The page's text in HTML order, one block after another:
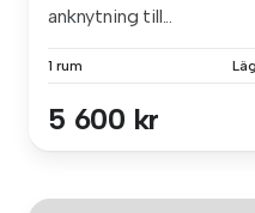
anknytning till...
1 rum
5 600 kr